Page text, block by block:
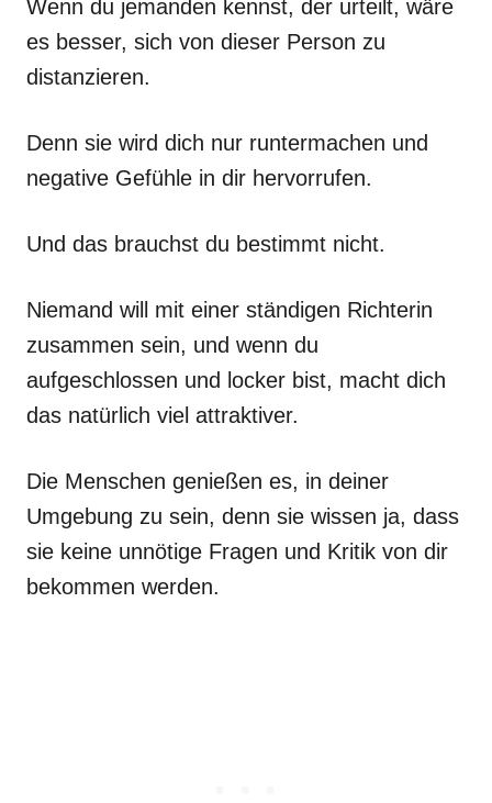
Wenn du jemanden kennst, der urteilt, wäre
es besser, sich von dieser Person zu
distanzieren.
Denn sie wird dich nur runtermachen und
negative Gefühle in dir hervorrufen.
Und das brauchst du bestimmt nicht.
Niemand will mit einer ständigen Richterin
zusammen sein, und wenn du
aufgeschlossen und locker bist, macht dich
das natürlich viel attraktiver.
Die Menschen genießen es, in deiner
Umgebung zu sein, denn sie wissen ja, dass
sie keine unnötige Fragen und Kritik von dir
bekommen werden.